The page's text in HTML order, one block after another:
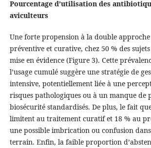
Pourcentage d’utilisation des
aviculteurs
Une forte propension à la double
préventive et curative, chez 50 % des
mise en évidence (Figure 3). Cette
l’usage cumulé suggère une stratégie de
intensive, potentiellement liée à une
risques pathologiques ou à un manque de
biosécurité standardisés. De plus, le fait
limitent au traitement curatif et 18 % au
une possible imbrication ou confusion
terrain. Enfin, la faible proportion